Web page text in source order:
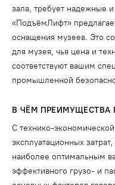
зала, требует надежные
«ПодъёмЛифт»
оснащения музеев. Это
для музея, чья цена и
соответствуют вашим
промышленной
В ЧЁМ ПРЕИМУЩЕСТВА
С технико-
эксплуатационных
наиболее оптимальным
эффективного грузо- и